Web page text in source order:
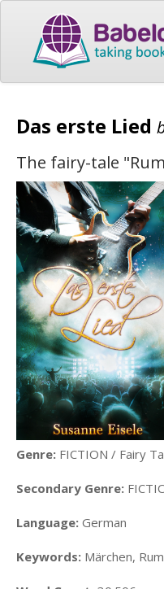
Das erste Lied
The fairy-tale
Genre: FICTION / Fairy
Secondary Genre:
Language: German
Keywords: Märchen,